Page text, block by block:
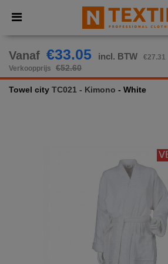
× Ntextil-app
Betere prijzen in de app!
Vanaf €33.05 incl. BTW €27.31
Verkoopprijs €52.60
Towel city TC021 - Kimono - White